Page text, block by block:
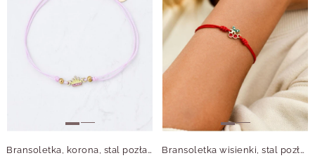
Bransoletka, korona, stal pozłacana, S110317Z06 Bransoletka wisienki, stal pozłacana S110322Z03